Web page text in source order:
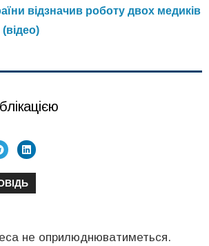
відзначив роботу двох медиків
не оприлюднюватиметься.